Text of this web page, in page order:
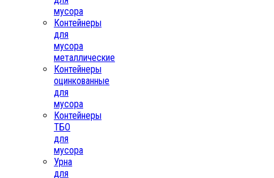
мусора
Контейнеры
для
мусора
металлические
Контейнеры
оцинкованные
для
мусора
Контейнеры
ТБО
для
мусора
Урна
для